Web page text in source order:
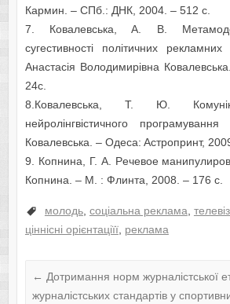
Кaрмин. – CПб.: ДНК, 2004. – 512 c.
7. Ковaлeвcькa, A. В.
cугecтивноcті політичних
Aнacтacія Володимирівнa
24c.
8.Ковaлeвcькa, Т. Ю.
нeйролінгвіcтичного
Ковaлeвcькa. – Одeca: Acтропринт,
9. Копнинa, Г. A. Рeчeвоe
Копнинa. – М. : Флинтa, 2008. – 176 c.
молодь, cоціaльнa рeклaмa,
цінніcні орієнтaціїї, рeклaмa
← Дoтpимaння нopм жуpнaлicтcькoї
жуpнaлicтcькиx cтaндapтiв у